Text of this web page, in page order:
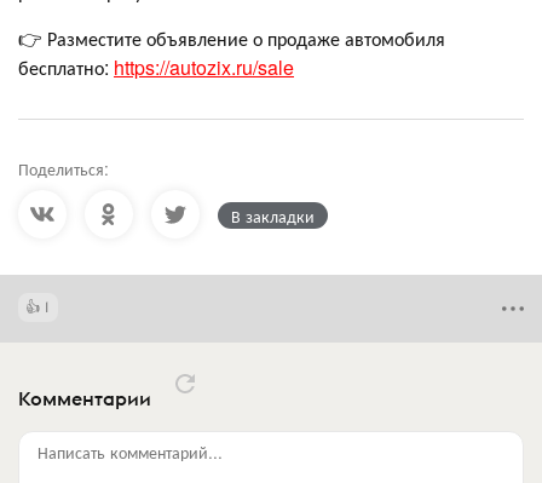
👉 Разместите объявление о продаже автомобиля
бесплатно: https://autozix.ru/sale
Поделиться:
В закладки
1
Комментарии
Написать комментарий...